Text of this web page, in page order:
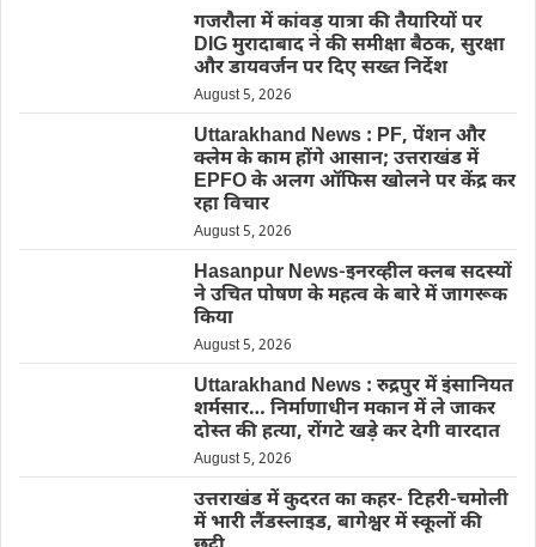
गजरौला में कांवड़ यात्रा की तैयारियों पर
DIG मुरादाबाद ने की समीक्षा बैठक, सुरक्षा
और डायवर्जन पर दिए सख्त निर्देश
August 5, 2026
Uttarakhand News : PF, पेंशन और
क्लेम के काम होंगे आसान; उत्तराखंड में
EPFO के अलग ऑफिस खोलने पर केंद्र कर
रहा विचार
August 5, 2026
Hasanpur News-इनरव्हील क्लब सदस्यों
ने उचित पोषण के महत्व के बारे में जागरूक
किया
August 5, 2026
Uttarakhand News : रुद्रपुर में इंसानियत
शर्मसार… निर्माणाधीन मकान में ले जाकर
दोस्त की हत्या, रोंगटे खड़े कर देगी वारदात
August 5, 2026
उत्तराखंड में कुदरत का कहर- टिहरी-चमोली
में भारी लैंडस्लाइड, बागेश्वर में स्कूलों की